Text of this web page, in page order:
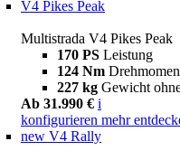
V4 Pikes Peak
Multistrada V4 Pikes Peak
170 PS Leistung
124 Nm
227 kg Gewicht
Ab 31.990 € i
konfigurieren mehr
new V4 Rally